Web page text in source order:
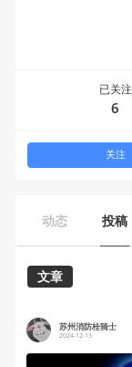
动态 投稿
文章
苏州消防栓骑士
2024-12-13
已关注
6
关注